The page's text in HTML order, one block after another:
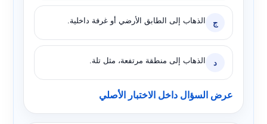
ج الذهاب إلى الطابق الأرضي أو غرفة داخلية.
د الذهاب إلى منطقة مرتفعة، مثل تلة.
عرض السؤال داخل الاختبار الأصلي